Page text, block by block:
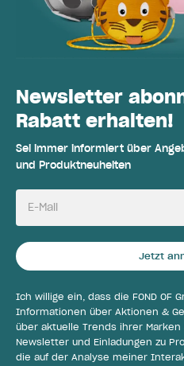
Newsletter
Rabatt erhalten!
Sei immer informiert über
und Produktneuheiten
E-Mail
Jetzt
Ich willige ein, dass die FOND OF
Informationen über Aktionen &
über aktuelle Trends ihrer
Newsletter und Einladungen zu
die auf der Analyse meiner